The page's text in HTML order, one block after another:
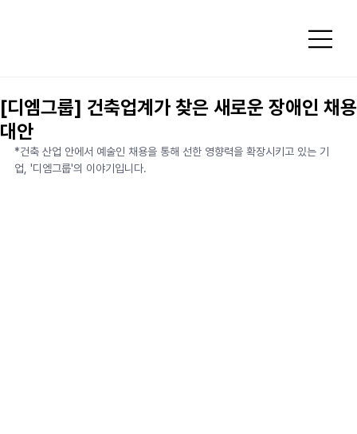
[디엠그룹] 건축업계가 찾은 새로운 장애인 채용
대안
*건축 산업 안에서 예술인 채용을 통해 선한 영향력을 확장시키고 있는 기
업, '디엠그룹'의 이야기입니다.